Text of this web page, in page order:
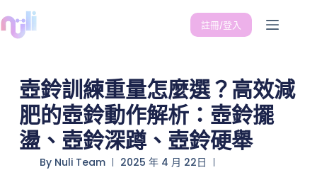
註冊/登入
壺鈴訓練重量怎麼選？高效減
肥的壺鈴動作解析：壺鈴擺
盪、壺鈴深蹲、壺鈴硬舉
ByNuli Team
2025 年 4 月 22日